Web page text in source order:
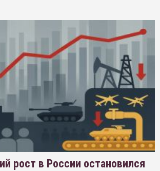
рост в России остановился